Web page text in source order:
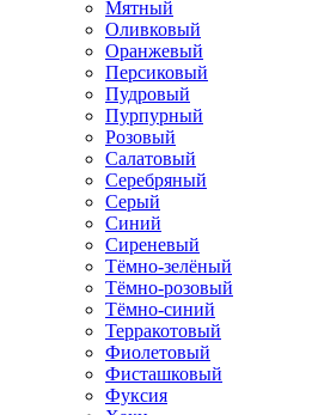
Мятный
Оливковый
Оранжевый
Персиковый
Пудровый
Пурпурный
Розовый
Салатовый
Серебряный
Серый
Синий
Сиреневый
Тёмно-зелёный
Тёмно-розовый
Тёмно-синий
Терракотовый
Фиолетовый
Фисташковый
Фуксия